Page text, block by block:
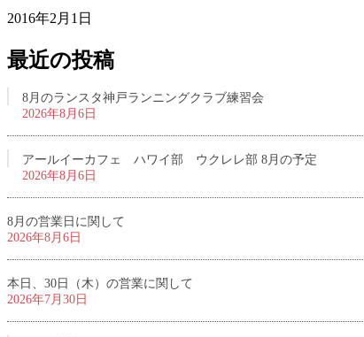
2016年2月1日
最近の投稿
8月のランスタ神戸ランニングクラブ練習会
2026年8月6日
アールイーカフェ ハワイ部 ウクレレ部 8月の予定
2026年8月6日
8月の営業日に関して
2026年8月6日
本日、30日（木）の営業に関して
2026年7月30日